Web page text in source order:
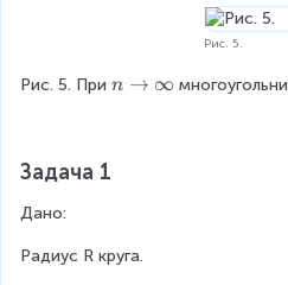
0
O
ar
w
O
M
ft
w
Рис. 5.
Рис. 5. При n
r
n → ∞
Задача 1
Дано:
Радиус R круга.